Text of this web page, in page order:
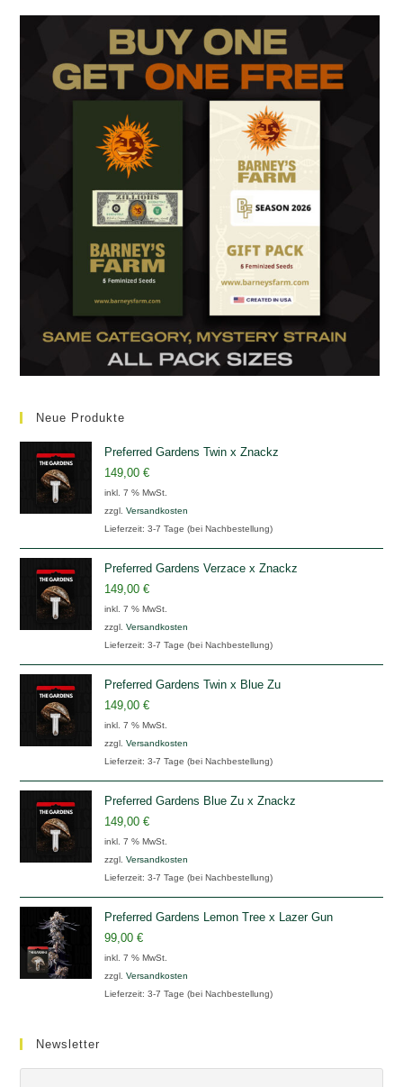
Neue Produkte
Preferred Gardens Twin x Znackz
149,00€
inkl. 7 % MwSt.
zzgl.Versandkosten
Lieferzeit:3-7 Tage (bei Nachbestellung)
Preferred Gardens Verzace x Znackz
149,00€
inkl. 7 % MwSt.
zzgl.Versandkosten
Lieferzeit:3-7 Tage (bei Nachbestellung)
Preferred Gardens Twin x Blue Zu
149,00€
inkl. 7 % MwSt.
zzgl.Versandkosten
Lieferzeit:3-7 Tage (bei Nachbestellung)
Preferred Gardens Blue Zu x Znackz
149,00€
inkl. 7 % MwSt.
zzgl.Versandkosten
Lieferzeit:3-7 Tage (bei Nachbestellung)
Preferred Gardens Lemon Tree x Lazer Gun
99,00€
inkl. 7 % MwSt.
zzgl.Versandkosten
Lieferzeit:3-7 Tage (bei Nachbestellung)
Newsletter